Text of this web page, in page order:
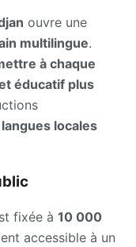
ouvre une
multilingue.
à chaque
éducatif plus
langues locales
fixée à 10 000
accessible à un